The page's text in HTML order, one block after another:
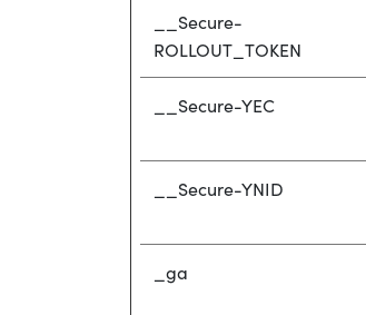
__Secure-
ROLLOUT_TOKEN
__Secure-YEC
__Secure-YNID
_ga